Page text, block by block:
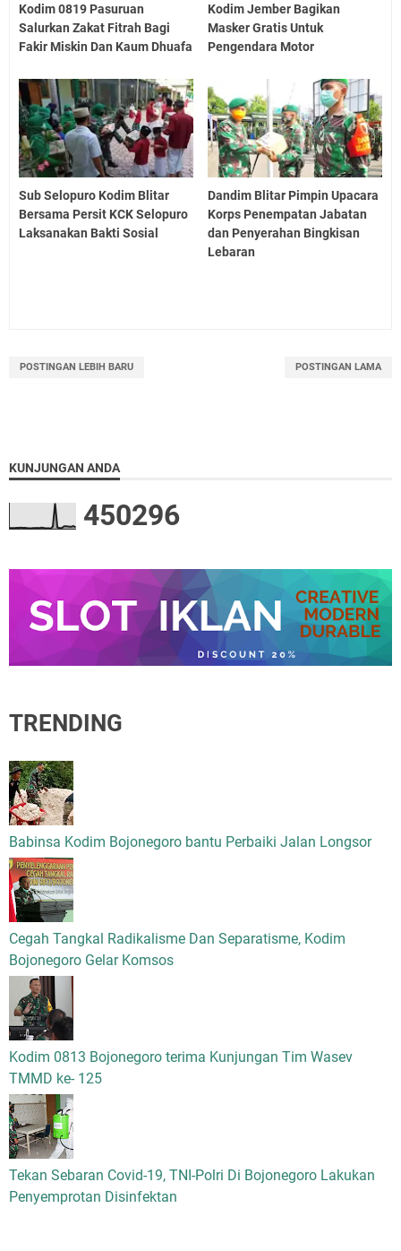
Kodim 0819 Pasuruan
Salurkan Zakat Fitrah Bagi
Fakir Miskin Dan Kaum Dhuafa
Kodim Jember Bagikan
Masker Gratis Untuk
Pengendara Motor
Sub Selopuro Kodim Blitar
Bersama Persit KCK Selopuro
Laksanakan Bakti Sosial
Dandim Blitar Pimpin Upacara
Korps Penempatan Jabatan
dan Penyerahan Bingkisan
Lebaran
POSTINGAN LEBIH BARU POSTINGAN LAMA
KUNJUNGAN ANDA
450296
TRENDING
Babinsa Kodim Bojonegoro bantu Perbaiki Jalan Longsor
Cegah Tangkal Radikalisme Dan Separatisme, Kodim
Bojonegoro Gelar Komsos
Kodim 0813 Bojonegoro terima Kunjungan Tim Wasev
TMMD ke- 125
Tekan Sebaran Covid-19, TNI-Polri Di Bojonegoro Lakukan
Penyemprotan Disinfektan